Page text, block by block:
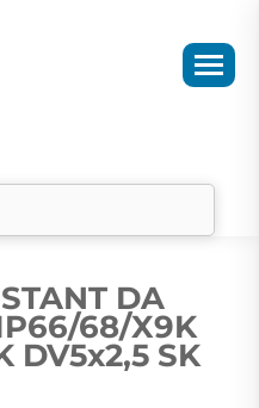
DA
68/X9K
DV5x2,5 SK